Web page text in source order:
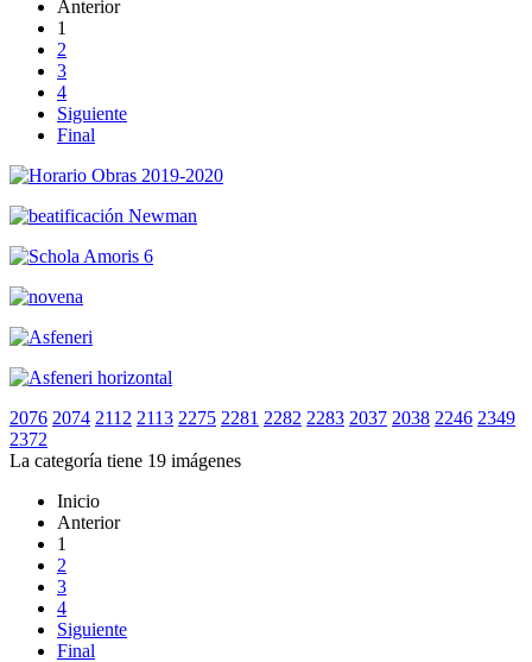
Anterior
1
2
3
4
Siguiente
Final
2076 2074 2112 2113 2275 2281 2282 2283 2037 2038 2246 2349
2372
La categoría tiene 19 imágenes
Inicio
Anterior
1
2
3
4
Siguiente
Final